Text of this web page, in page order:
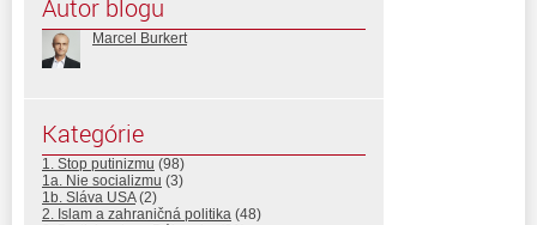
Autor blogu
Marcel Burkert
Kategórie
1. Stop putinizmu (98)
1a. Nie socializmu (3)
1b. Sláva USA(2)
2. Islam a zahraničná politika (48)